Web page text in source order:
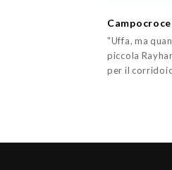
"Uffa, ma
piccola
per il